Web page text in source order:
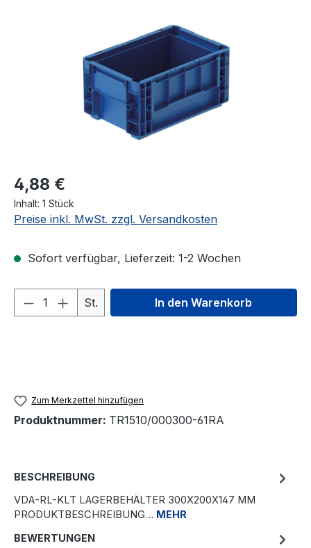
4,88 €
Inhalt: 1 Stück
Preise inkl. MwSt. zzgl. Versandkosten
Sofort verfügbar, Lieferzeit: 1-2 Wochen
Produkt Anzahl: Gib den
St. In den Warenkorb
Zum Merkzettel hinzufügen
Produktnummer: TR1510/000300-61RA
BESCHREIBUNG
VDA-RL-KLT LAGERBEHÄLTER 300X200X147 MM
PRODUKTBESCHREIBUNG… MEHR
BEWERTUNGEN